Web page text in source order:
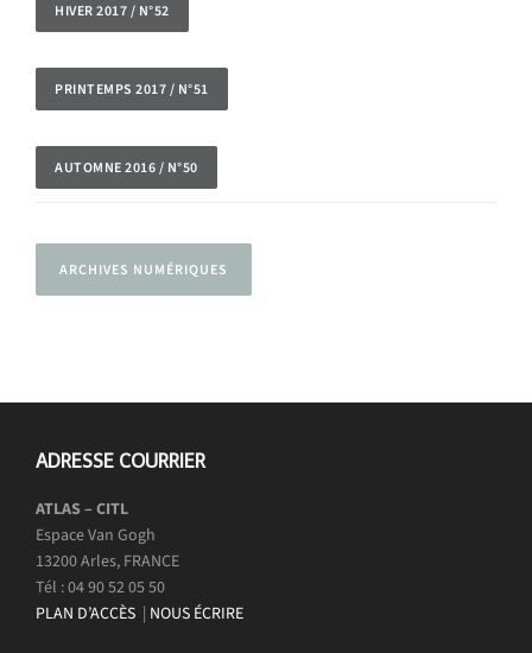
HIVER 2017 / N°52
PRINTEMPS 2017 / N°51
AUTOMNE 2016 / N°50
ARCHIVES NUMÉRIQUES
ADRESSE COURRIER
ATLAS – CITL
Espace Van Gogh
13200 Arles, FRANCE
Tél : 04 90 52 05 50
PLAN D’ACCÈS | NOUS ÉCRIRE